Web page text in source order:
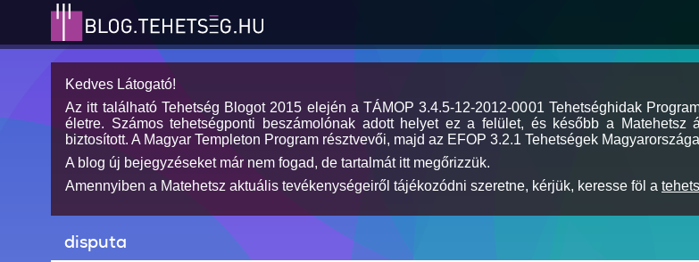
Kedves Látogató!
Az itt található Tehetség Blogot 2015 elején a TÁMOP 3.4.5-12-2012-0001 Tehetséghidak
életre. Számos tehetségponti beszámolónak adott helyet ez a felület, és később a Matehetsz
biztosított. A Magyar Templeton Program résztvevői, majd az EFOP 3.2.1 Tehetségek
A blog új bejegyzéseket már nem fogad, de tartalmát itt megőrizzük.
Amennyiben a Matehetsz aktuális tevékenységeiről tájékozódni szeretne, kérjük, keresse föl a
disputa